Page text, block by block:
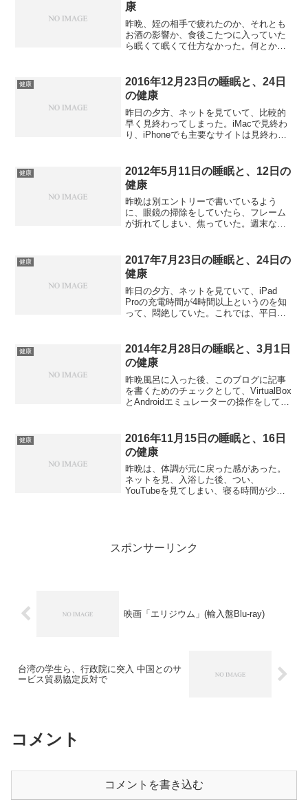
康
昨晩、姪の相手で疲れたのか、それとも
お酒の影響か、食後こたつに入っていた
ら眠くて眠くて仕方なかった。何とかお
った。確か1月1日の夜に見る夢は初夢だ
というが、残念なが...
健康
2016年12月23日の睡眠と、24日
の健康
昨日の夕方、ネットを見ていて、比較的
早く見終わってしまった。iMacで見終わ
り、iPhoneでも主要なサイトは見終わっ
くテレビを見たり、ゲームをしたりして
いたが、疲れ...
健康
2012年5月11日の睡眠と、12日の
健康
昨晩は別エントリーで書いているよう
に、眼鏡の掃除をしていたら、フレーム
が折れてしまい、焦っていた。週末なの
iPhoneでネットを見る状態だった。近視
なので画面を目に近づ...
健康
2017年7月23日の睡眠と、24日の
健康
昨日の夕方、ネットを見ていて、iPad
Proの充電時間が4時間以上というのを知
って、悶絶していた。これでは、平日、
それは100%満充電の状態で朝まで放置す
るのは、バ...
健康
2014年2月28日の睡眠と、3月1日
の健康
昨晩風呂に入った後、このブログに記事
を書くためのチェックとして、VirtualBox
とAndroidエミュレーターの操作をしてい
った。寝たのは10時45分ぐらい。すぐ
に...
健康
2016年11月15日の睡眠と、16日
の健康
昨晩は、体調が元に戻った感があった。
ネットを見、入浴した後、つい、
YouTubeを見てしまい、寝る時間が少し
スポンサーリンク
映画「エリジウム」(輸入盤Blu-ray)
台湾の学生ら、行政院に突入 中国とのサ
ービス貿易協定反対で
コメント
コメントを書き込む